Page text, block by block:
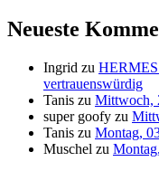
Neueste
Ingrid zu HERMES
vertrauenswürdig
Tanis zu Mittwoch,
super goofy zu
Tanis zu Montag,
Muschel zu